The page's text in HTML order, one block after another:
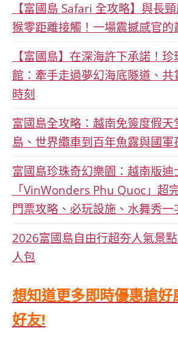
【富國島 Safari 全攻略】與長
猴零距離接觸！一場震撼感官的
【富國島】在深海許下承諾！
館：牽手走過夢幻海底隧道、共
時刻
富國島全攻略：越南免簽度假天
島、世界纜車到百年魚露與國軍
富國島珍珠奇幻樂園：越南版迪
「VinWonders Phu Quoc」超
門票攻略、必玩設施、水舞秀一
2026富國島自由行超夯人氣景
人包
想知道更多即時優惠搶
好友!